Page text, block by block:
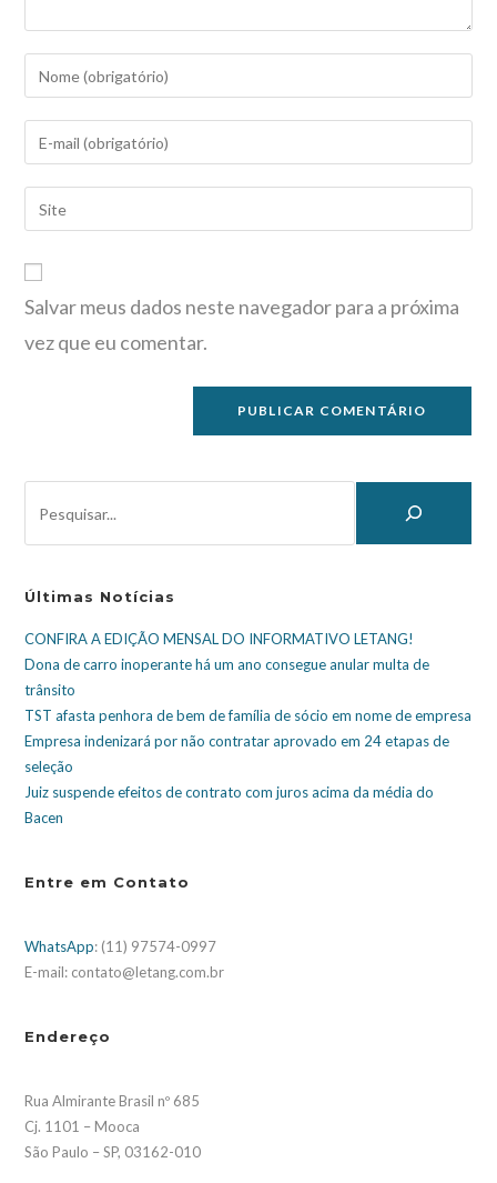
Salvar meus dados neste navegador para a próxima
vez que eu comentar.
Últimas Notícias
CONFIRA A EDIÇÃO MENSAL DO INFORMATIVO LETANG!
Dona de carro inoperante há um ano consegue anular multa de
trânsito
TST afasta penhora de bem de família de sócio em nome de empresa
Empresa indenizará por não contratar aprovado em 24 etapas de
seleção
Juiz suspende efeitos de contrato com juros acima da média do
Bacen
Entre em Contato
WhatsApp: (11) 97574-0997
E-mail: contato@letang.com.br
Endereço
Rua Almirante Brasil nº 685
Cj. 1101 – Mooca
São Paulo – SP, 03162-010